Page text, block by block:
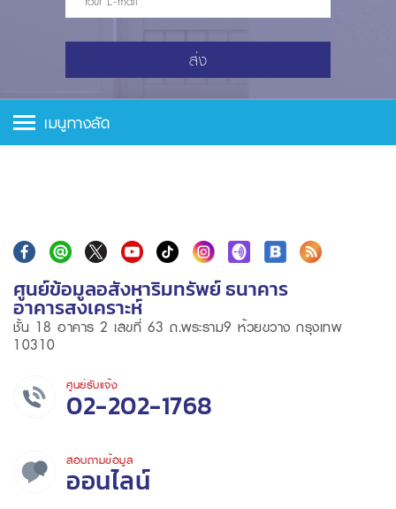
ส่ง
เมนูทางลัด
ศูนย์ข้อมูลอสังหาริมทรัพย์ ธนาคาร
อาคารสงเคราะห์
ชั้น 18 อาคาร 2 เลขที่ 63 ถ.พระราม9 ห้วยขวาง กรุงเทพ
10310
ศูนย์รับแจ้ง
02-202-1768
สอบถามข้อมูล
ออนไลน์